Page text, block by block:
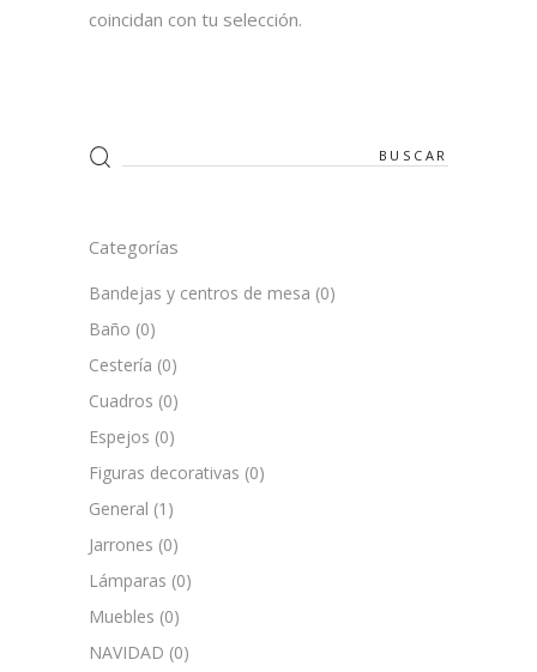
coincidan con tu selección.
Search
for:
Categorías
Bandejas y centros de mesa (0)
Baño (0)
Cestería (0)
Cuadros (0)
Espejos (0)
Figuras decorativas (0)
General (1)
Jarrones (0)
Lámparas (0)
Muebles (0)
NAVIDAD (0)